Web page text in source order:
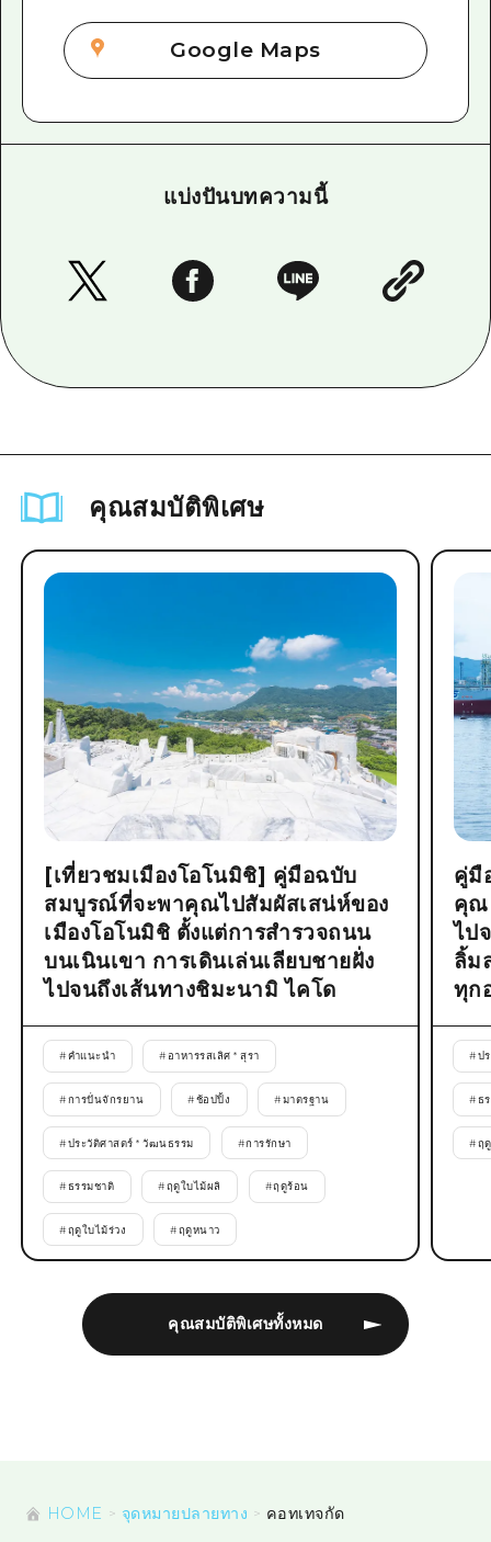
Google Maps
แบ่งปันบทความนี้
คุณสมบัติพิเศษ
คุณสมบัติพิเศษทั้งหมด
[เที่ยวชมเมืองโอโนมิชิ] คู่มือฉบับ
สมบูรณ์ที่จะพาคุณไปสัมผัสเสน่ห์ของ
เมืองโอโนมิชิ ตั้งแต่การสำรวจถนน
บนเนินเขา การเดินเล่นเลียบชายฝั่ง
ไปจนถึงเส้นทางชิมะนามิ ไคโด
#คำแนะนำ # อาหารรสเลิศ * สุรา
#การปั่นจักรยาน #ช้อปปิ้ง #มาตรฐาน
#ประวัติศาสตร์ * วัฒนธรรม #การรักษา
#ธรรมชาติ #ฤดูใบไม้ผลิ #ฤดูร้อน
#ฤดูใบไม้ร่วง #ฤดูหนาว
คู่มื
คุณ
ไป
ลิ้ม
ทุก
#ป
#ธ
#ฤ
HOME จุดหมายปลายทาง คอทเทจกัด